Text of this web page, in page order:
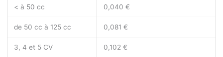
< à 50 cc 0,040 €
de 50 cc à 125 cc 0,081 €
3, 4 et 5 CV 0,102 €